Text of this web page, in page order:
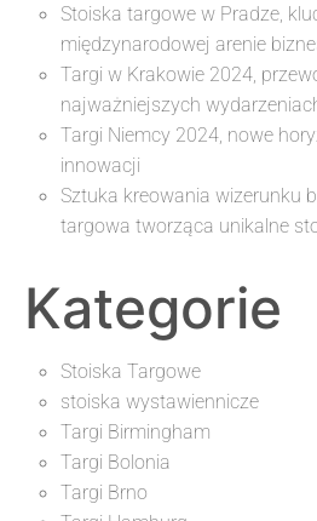
Stoiska targowe w Pradze,
międzynarodowej arenie
Targi w Krakowie 2024,
najważniejszych
Targi Niemcy 2024, nowe
innowacji
Sztuka kreowania wizerunku
targowa tworząca unikalne
Kategorie
Stoiska Targowe
stoiska wystawiennicze
Targi Birmingham
Targi Bolonia
Targi Brno